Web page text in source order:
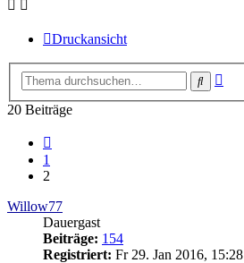
Druckansicht
Suche
20 Beiträge
1
2
Willow77
Dauergast
Beiträge: 154
Registriert: Fr 29. Jan 2016, 15:28